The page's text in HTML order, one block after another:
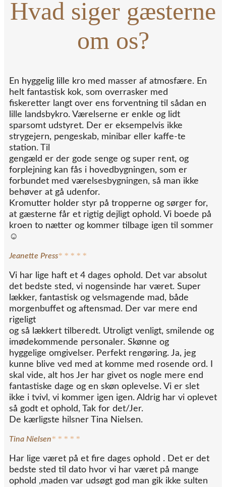
Hvad siger gæsterne
om os?
En hyggelig lille kro med masser af atmosfære. En
helt fantastisk kok, som overrasker med
fiskeretter langt over ens forventning til sådan en
lille landsbykro. Værelserne er enkle og lidt
sparsomt udstyret. Der er eksempelvis ikke
strygejern, pengeskab, minibar eller kaffe-te
station. Til
gengæld er der gode senge og super rent, og
forplejning kan fås i hovedbygningen, som er
forbundet med værelsesbygningen, så man ikke
behøver at gå udenfor.
Kromutter holder styr på tropperne og sørger for,
at gæsterne får et rigtig dejligt ophold. Vi boede på
kroen to nætter og kommer tilbage igen til sommer
☺️
Jeanette Press* * * * *
Vi har lige haft et 4 dages ophold. Det var absolut
det bedste sted, vi nogensinde har været. Super
lækker, fantastisk og velsmagende mad, både
morgenbuffet og aftensmad. Der var mere end
rigeligt
og så lækkert tilberedt. Utroligt venligt, smilende og
imødekommende personaler. Skønne og
hyggelige omgivelser. Perfekt rengøring. Ja, jeg
kunne blive ved med at komme med rosende ord. I
skal vide, alt hos Jer har givet os nogle mere end
fantastiske dage og en skøn oplevelse. Vi er slet
ikke i tvivl, vi kommer igen igen. Aldrig har vi oplevet
så godt et ophold, Tak for det/Jer.
De kærligste hilsner Tina Nielsen.
Tina Nielsen* * * * *
Har lige været på et fire dages ophold . Det er det
bedste sted til dato hvor vi har været på mange
ophold ,maden var udsøgt god man gik ikke sulten